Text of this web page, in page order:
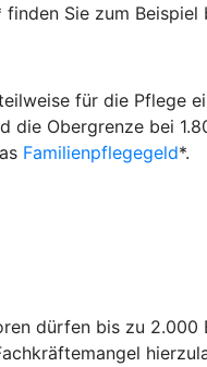
finden Sie zum Beispiel
für die Pflege
Obergrenze bei
Familienpflegegeld*.
dürfen bis zu